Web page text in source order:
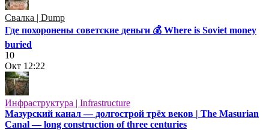
Свалка | Dump
Где похоронены советские деньги 💰 Where is Soviet money
buried
10
Окт 12:22
Инфраструктура | Infrastructure
Мазурский канал — долгострой трёх веков | The Masurian
Canal — long construction of three centuries